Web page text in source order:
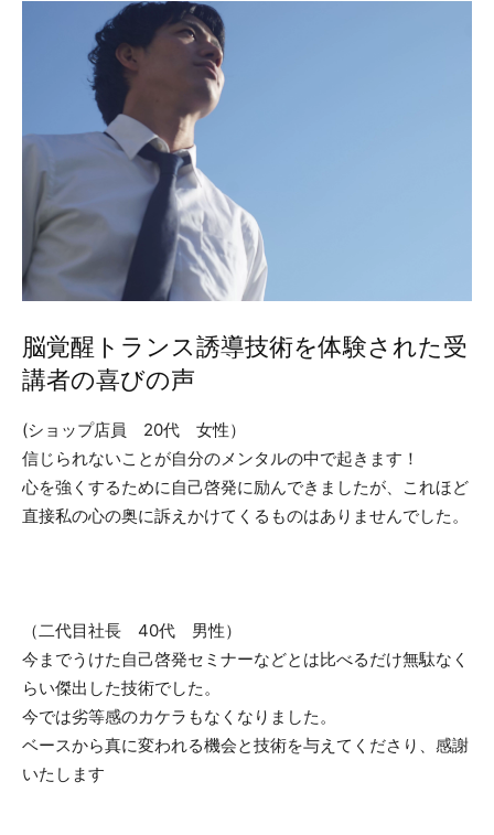
脳覚醒トランス誘導技術を体験された受
講者の喜びの声
(ショップ店員 20代 女性）
信じられないことが自分のメンタルの中で起きます！
心を強くするために自己啓発に励んできましたが、これほど
直接私の心の奥に訴えかけてくるものはありませんでした。
（二代目社長 40代 男性）
今までうけた自己啓発セミナーなどとは比べるだけ無駄なく
らい傑出した技術でした。
今では劣等感のカケラもなくなりました。
ベースから真に変われる機会と技術を与えてくださり、感謝
いたします